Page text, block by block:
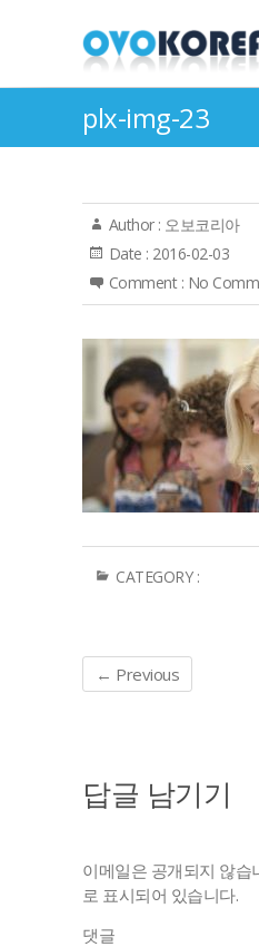
plx-img-23
Author : 오보코리아
Date : 2016-02-03
Comment : No
CATEGORY :
← Previous
답글 남기기
이메일은 공개되지 않습
로 표시되어 있습니다.
댓글